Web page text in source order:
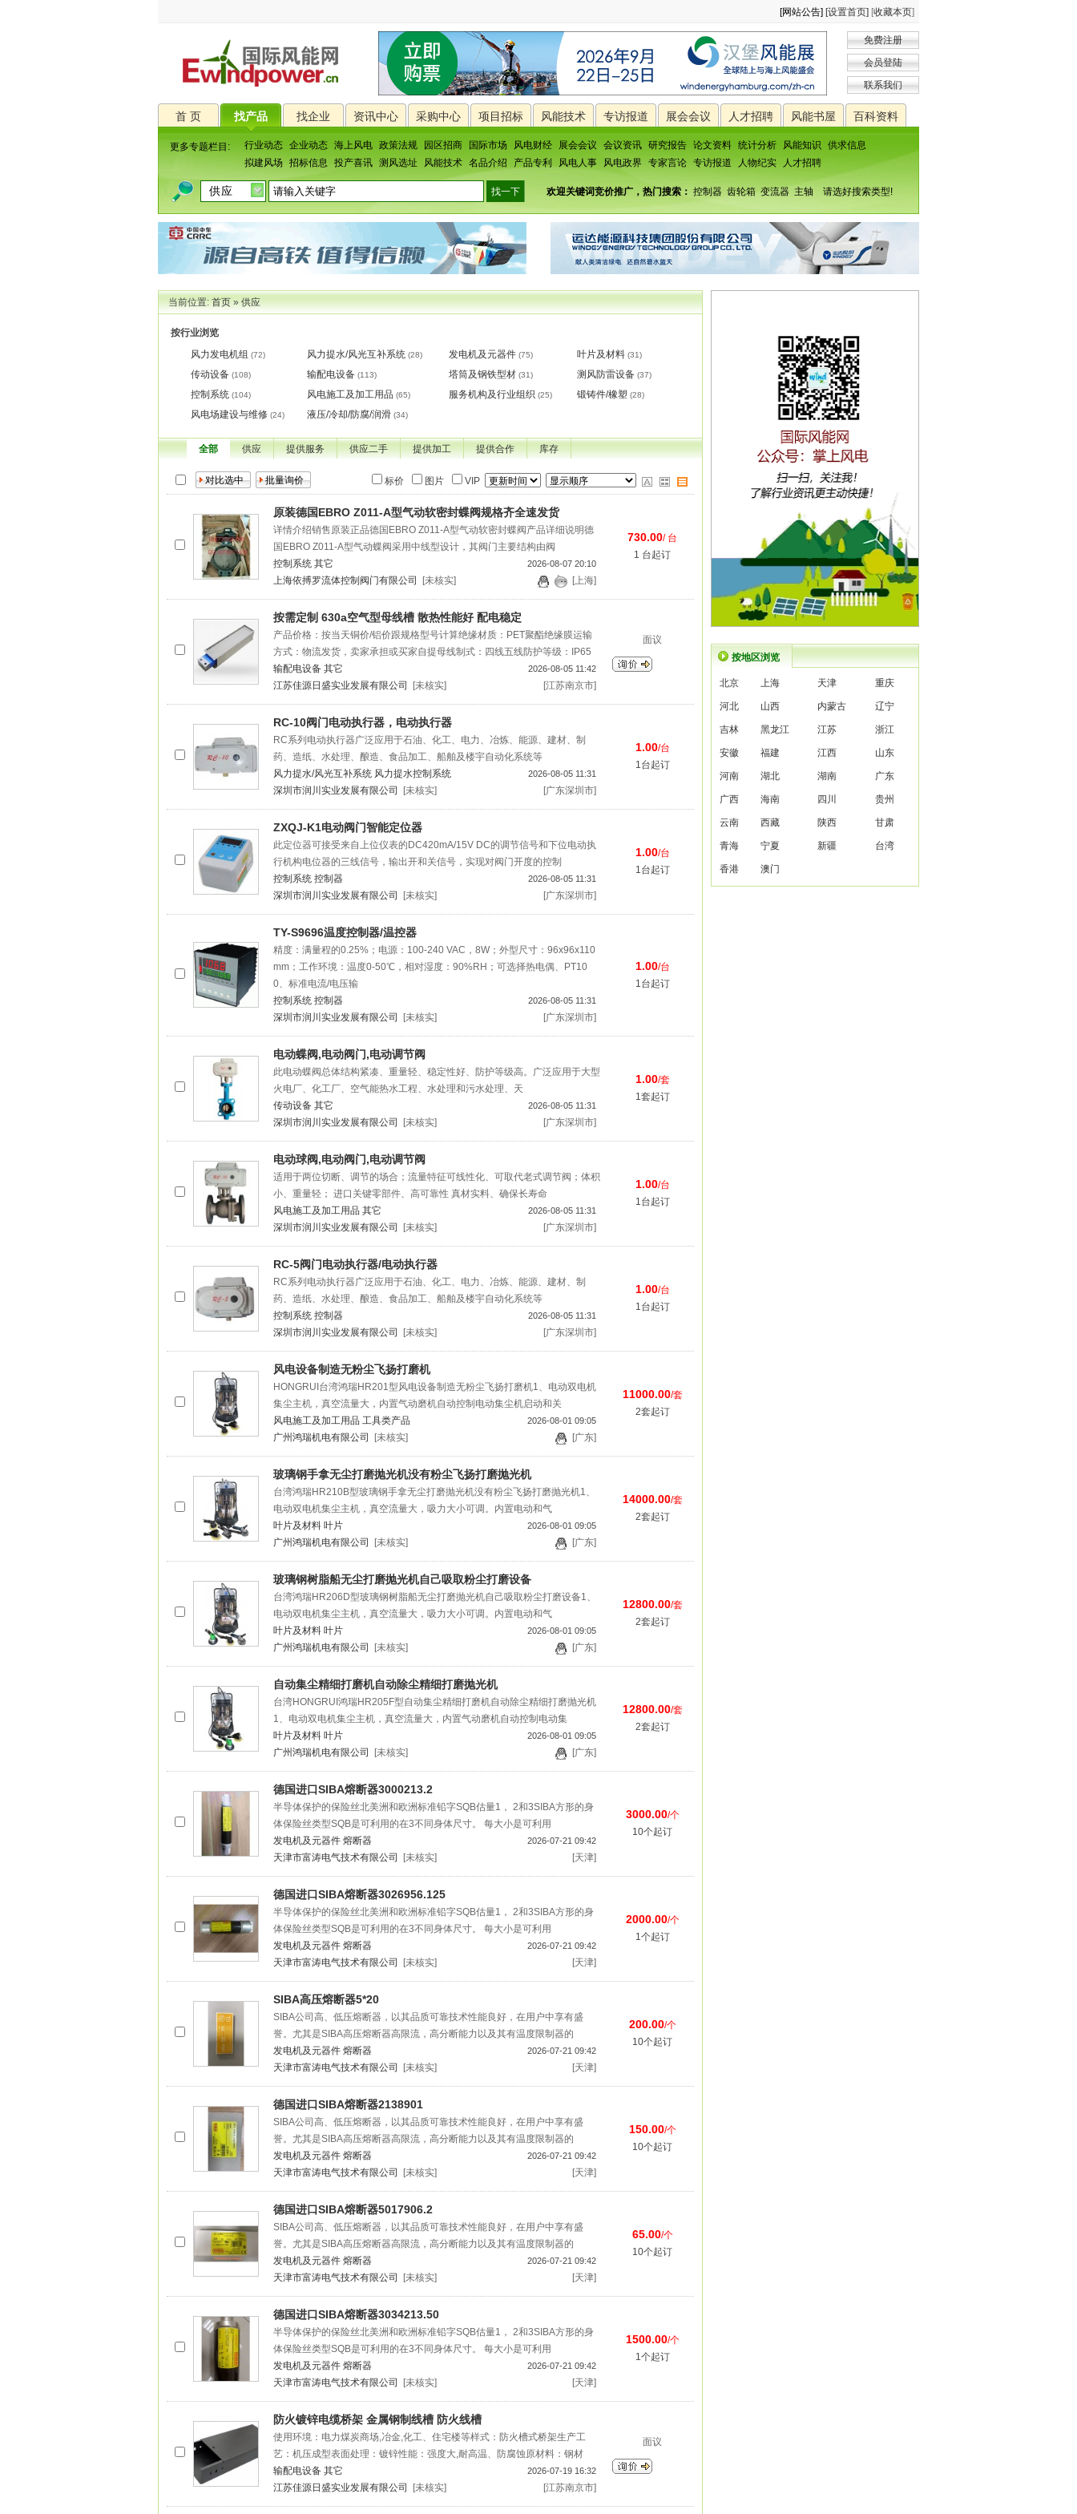
[网站公告] [设置首页] [收藏本页]
免费注册
会员登陆
联系我们
首 页 找产品 找企业 资讯中心 采购中心 项目招标 风能技术 专访报道 展会会议 人才招聘 风能书屋 百科资料
更多专题栏目: 行业动态 企业动态 海上风电 政策法规 园区招商 国际市场 风电财经 展会会议 会议资讯 研究报告 论文资料 统计分析 风能知识
供求信息
拟建风场
招标信息 投产喜讯 测风选址 风能技术 名品介绍 产品专利 风电人事 风电政界 专家言论 专访报道 人物纪实 人才招聘
欢迎关键词竞价推广，热门搜索： 控制器 齿轮箱 变流器 主轴 请选好搜索类型!
当前位置:首页»供应
按行业浏览
风力发电机组 (72) 风力提水/风光互补系统 (28) 发电机及元器件 (75) 叶片及材料 (31)
传动设备 (108) 输配电设备 (113) 塔筒及钢铁型材 (31) 测风防雷设备 (37)
控制系统 (104) 风电施工及加工用品 (65) 服务机构及行业组织 (25) 锻铸件/橡塑 (28)
风电场建设与维修 (24) 液压/冷却/防腐/润滑 (34)
全部 供应 提供服务 供应二手 提供加工 提供合作 库存
标价 图片 VIP
原装德国EBRO Z011-A型气动软密封蝶阀规格齐全速发货
详情介绍销售原装正品德国EBRO Z011-A型气动软密封蝶阀产品详细说明德
国EBRO Z011-A型气动蝶阀采用中线型设计，其阀门主要结构由阀
2026-08-07 20:10
控制系统 其它
[上海]
上海依搏罗流体控制阀门有限公司 [未核实]
730.00/ 台
1 台起订
按需定制 630a空气型母线槽 散热性能好 配电稳定
产品价格：按当天铜价/铝价跟规格型号计算绝缘材质：PET聚酯绝缘膜运输
方式：物流发货，卖家承担或买家自提母线制式：四线五线防护等级：IP65
2026-08-05 11:42
输配电设备 其它
[江苏南京市]
江苏佳源日盛实业发展有限公司 [未核实]
面议
RC-10阀门电动执行器，电动执行器
RC系列电动执行器广泛应用于石油、化工、电力、冶炼、能源、建材、制
药、造纸、水处理、酿造、食品加工、船舶及楼宇自动化系统等
2026-08-05 11:31
风力提水/风光互补系统 风力提水控制系统
[广东深圳市]
深圳市润川实业发展有限公司 [未核实]
1.00/台
1台起订
ZXQJ-K1电动阀门智能定位器
此定位器可接受来自上位仪表的DC420mA/15V DC的调节信号和下位电动执
行机构电位器的三线信号，输出开和关信号，实现对阀门开度的控制
2026-08-05 11:31
控制系统 控制器
[广东深圳市]
深圳市润川实业发展有限公司 [未核实]
1.00/台
1台起订
TY-S9696温度控制器/温控器
精度：满量程的0.25%；电源：100-240 VAC，8W；外型尺寸：96x96x110
mm；工作环境：温度0-50℃，相对湿度：90%RH；可选择热电偶、PT10
0、标准电流/电压输
2026-08-05 11:31
控制系统 控制器
[广东深圳市]
深圳市润川实业发展有限公司 [未核实]
1.00/台
1台起订
电动蝶阀,电动阀门,电动调节阀
此电动蝶阀总体结构紧凑、重量轻、稳定性好、防护等级高。广泛应用于大型
火电厂、化工厂、空气能热水工程、水处理和污水处理、天
2026-08-05 11:31
传动设备 其它
[广东深圳市]
深圳市润川实业发展有限公司 [未核实]
1.00/套
1套起订
电动球阀,电动阀门,电动调节阀
适用于两位切断、调节的场合；流量特征可线性化、可取代老式调节阀；体积
小、重量轻； 进口关键零部件、高可靠性 真材实料、确保长寿命
2026-08-05 11:31
风电施工及加工用品 其它
[广东深圳市]
深圳市润川实业发展有限公司 [未核实]
1.00/台
1台起订
RC-5阀门电动执行器/电动执行器
RC系列电动执行器广泛应用于石油、化工、电力、冶炼、能源、建材、制
药、造纸、水处理、酿造、食品加工、船舶及楼宇自动化系统等
2026-08-05 11:31
控制系统 控制器
[广东深圳市]
深圳市润川实业发展有限公司 [未核实]
1.00/台
1台起订
风电设备制造无粉尘飞扬打磨机
HONGRUI台湾鸿瑞HR201型风电设备制造无粉尘飞扬打磨机1、电动双电机
集尘主机，真空流量大，内置气动磨机自动控制电动集尘机启动和关
2026-08-01 09:05
风电施工及加工用品 工具类产品
[广东]
广州鸿瑞机电有限公司 [未核实]
11000.00/套
2套起订
玻璃钢手拿无尘打磨抛光机没有粉尘飞扬打磨抛光机
台湾鸿瑞HR210B型玻璃钢手拿无尘打磨抛光机没有粉尘飞扬打磨抛光机1、
电动双电机集尘主机，真空流量大，吸力大小可调。内置电动和气
2026-08-01 09:05
叶片及材料 叶片
[广东]
广州鸿瑞机电有限公司 [未核实]
14000.00/套
2套起订
玻璃钢树脂船无尘打磨抛光机自己吸取粉尘打磨设备
台湾鸿瑞HR206D型玻璃钢树脂船无尘打磨抛光机自己吸取粉尘打磨设备1、
电动双电机集尘主机，真空流量大，吸力大小可调。内置电动和气
2026-08-01 09:05
叶片及材料 叶片
[广东]
广州鸿瑞机电有限公司 [未核实]
12800.00/套
2套起订
自动集尘精细打磨机自动除尘精细打磨抛光机
台湾HONGRUI鸿瑞HR205F型自动集尘精细打磨机自动除尘精细打磨抛光机
1、电动双电机集尘主机，真空流量大，内置气动磨机自动控制电动集
2026-08-01 09:05
叶片及材料 叶片
[广东]
广州鸿瑞机电有限公司 [未核实]
12800.00/套
2套起订
德国进口SIBA熔断器3000213.2
半导体保护的保险丝北美洲和欧洲标准铅字SQB估量1， 2和3SIBA方形的身
体保险丝类型SQB是可利用的在3不同身体尺寸。 每大小是可利用
2026-07-21 09:42
发电机及元器件 熔断器
[天津]
天津市富涛电气技术有限公司 [未核实]
3000.00/个
10个起订
德国进口SIBA熔断器3026956.125
半导体保护的保险丝北美洲和欧洲标准铅字SQB估量1， 2和3SIBA方形的身
体保险丝类型SQB是可利用的在3不同身体尺寸。 每大小是可利用
2026-07-21 09:42
发电机及元器件 熔断器
[天津]
天津市富涛电气技术有限公司 [未核实]
2000.00/个
1个起订
SIBA高压熔断器5*20
SIBA公司高、低压熔断器，以其品质可靠技术性能良好，在用户中享有盛
誉。尤其是SIBA高压熔断器高限流，高分断能力以及其有温度限制器的
2026-07-21 09:42
发电机及元器件 熔断器
[天津]
天津市富涛电气技术有限公司 [未核实]
200.00/个
10个起订
德国进口SIBA熔断器2138901
SIBA公司高、低压熔断器，以其品质可靠技术性能良好，在用户中享有盛
誉。尤其是SIBA高压熔断器高限流，高分断能力以及其有温度限制器的
2026-07-21 09:42
发电机及元器件 熔断器
[天津]
天津市富涛电气技术有限公司 [未核实]
150.00/个
10个起订
德国进口SIBA熔断器5017906.2
SIBA公司高、低压熔断器，以其品质可靠技术性能良好，在用户中享有盛
誉。尤其是SIBA高压熔断器高限流，高分断能力以及其有温度限制器的
2026-07-21 09:42
发电机及元器件 熔断器
[天津]
天津市富涛电气技术有限公司 [未核实]
65.00/个
10个起订
德国进口SIBA熔断器3034213.50
半导体保护的保险丝北美洲和欧洲标准铅字SQB估量1， 2和3SIBA方形的身
体保险丝类型SQB是可利用的在3不同身体尺寸。 每大小是可利用
2026-07-21 09:42
发电机及元器件 熔断器
[天津]
天津市富涛电气技术有限公司 [未核实]
1500.00/个
1个起订
防火镀锌电缆桥架 金属钢制线槽 防火线槽
使用环境：电力煤炭商场,冶金,化工、住宅楼等样式：防火槽式桥架生产工
艺：机压成型表面处理：镀锌性能：强度大,耐高温、防腐蚀原材料：钢材
2026-07-19 16:32
输配电设备 其它
[江苏南京市]
江苏佳源日盛实业发展有限公司 [未核实]
面议
按地区浏览
北京 上海 天津 重庆
河北 山西 内蒙古 辽宁
吉林 黑龙江 江苏 浙江
安徽 福建 江西 山东
河南 湖北 湖南 广东
广西 海南 四川 贵州
云南 西藏 陕西 甘肃
青海 宁夏 新疆 台湾
香港 澳门